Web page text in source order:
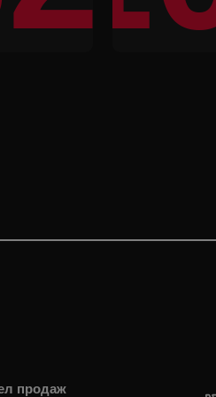
#
продаж